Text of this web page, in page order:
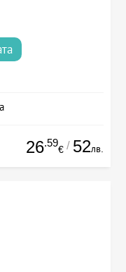
26.59
€ / 52лв.